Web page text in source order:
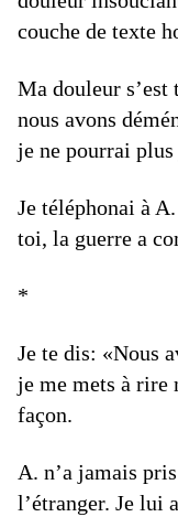
couche de texte
Ma douleur s’est
nous avons
je ne pourrai
Je téléphonai à
toi, la guerre a
*
Je te dis: «Nous
je me mets à rire
façon.
A. n’a jamais
l’étranger. Je lui